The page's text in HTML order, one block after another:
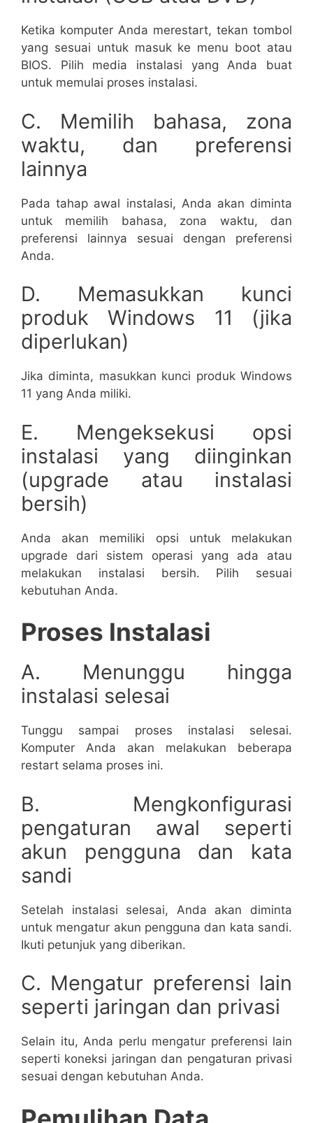
Ketika komputer Anda merestart, tekan tombol
yang sesuai untuk masuk ke menu boot atau
BIOS. Pilih media instalasi yang Anda buat
untuk memulai proses instalasi.
C. Memilih bahasa, zona
waktu, dan preferensi
lainnya
Pada tahap awal instalasi, Anda akan diminta
untuk memilih bahasa, zona waktu, dan
preferensi lainnya sesuai dengan preferensi
Anda.
D. Memasukkan kunci
produk Windows 11 (jika
diperlukan)
Jika diminta, masukkan kunci produk Windows
11 yang Anda miliki.
E. Mengeksekusi opsi
instalasi yang diinginkan
(upgrade atau instalasi
bersih)
Anda akan memiliki opsi untuk melakukan
upgrade dari sistem operasi yang ada atau
melakukan instalasi bersih. Pilih sesuai
kebutuhan Anda.
Proses Instalasi
A. Menunggu hingga
instalasi selesai
Tunggu sampai proses instalasi selesai.
Komputer Anda akan melakukan beberapa
restart selama proses ini.
B. Mengkonfigurasi
pengaturan awal seperti
akun pengguna dan kata
sandi
Setelah instalasi selesai, Anda akan diminta
untuk mengatur akun pengguna dan kata sandi.
Ikuti petunjuk yang diberikan.
C. Mengatur preferensi lain
seperti jaringan dan privasi
Selain itu, Anda perlu mengatur preferensi lain
seperti koneksi jaringan dan pengaturan privasi
sesuai dengan kebutuhan Anda.